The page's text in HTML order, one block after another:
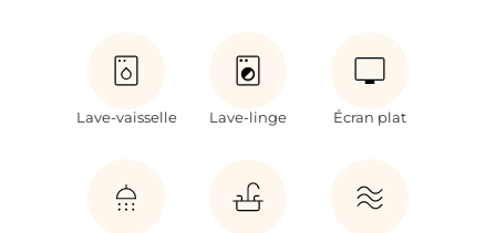
Virement Bancaire, chèque ou CB par téléphone
Lave-vaisselle Lave-linge Écran plat